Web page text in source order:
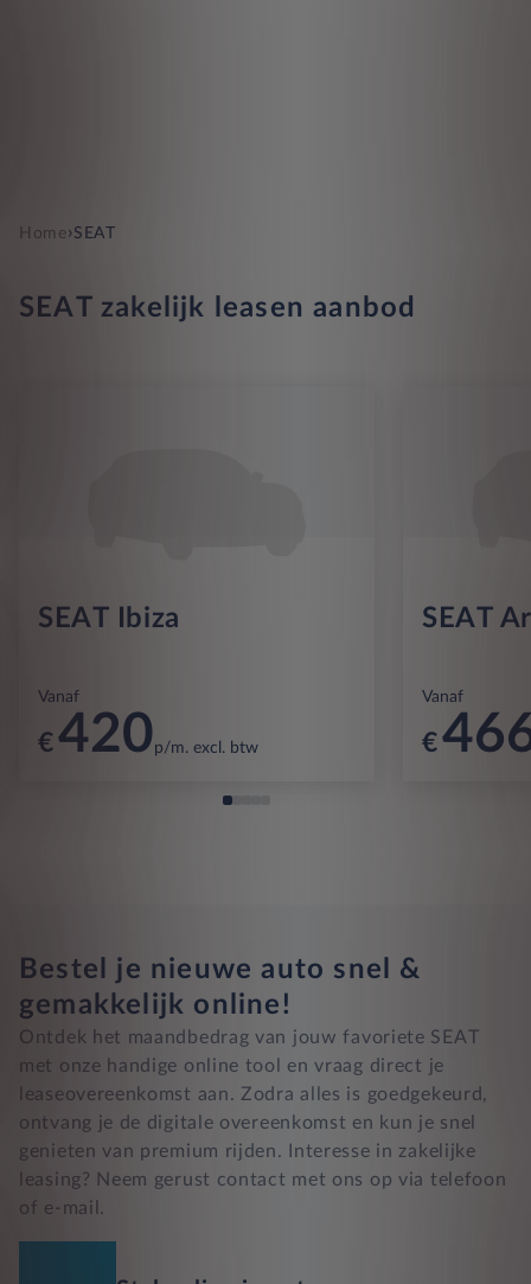
Home›SEAT
SEAT zakelijk leasen aanbod
SEAT Ibiza
Vanaf
€420p/m. excl. btw
SEAT
Vanaf
€
Bestel je nieuwe auto snel &
gemakkelijk online!
Ontdek het maandbedrag van jouw favoriete SEAT
met onze handige online tool en vraag direct je
leaseovereenkomst aan. Zodra alles is goedgekeurd,
ontvang je de digitale overeenkomst en kun je snel
genieten van premium rijden. Interesse in zakelijke
leasing? Neem gerust contact met ons op via telefoon
of e-mail.